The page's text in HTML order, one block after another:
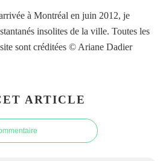
à Montréal en juin 2012, je
insolites de la ville. Toutes les
sont créditées © Ariane Dadier
ARTICLE